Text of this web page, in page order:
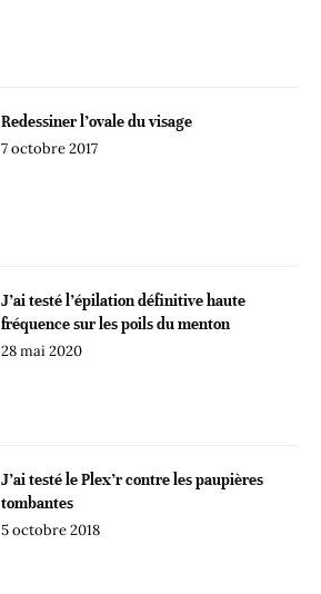
Redessiner l’ovale du visage
7 octobre 2017
J’ai testé l’épilation définitive haute
fréquence sur les poils du menton
28 mai 2020
J’ai testé le Plex’r contre les paupières
tombantes
5 octobre 2018